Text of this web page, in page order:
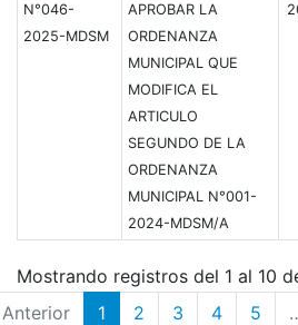
N°046-
2025-MDSM
APROBAR LA
ORDENANZA
MUNICIPAL QUE
MODIFICA EL
ARTICULO
SEGUNDO DE LA
ORDENANZA
MUNICIPAL N°001-
2024-MDSM/A
Mostrando registros del 1 al 10
Anterior
1 2 3 4 5